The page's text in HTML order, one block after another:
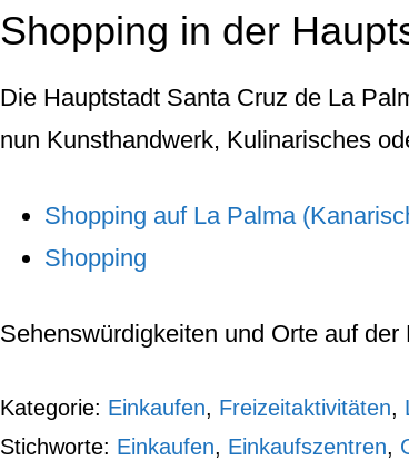
Shopping in der
Die Hauptstadt Santa Cruz de La
nun Kunsthandwerk, Kulinarisches
Shopping auf La Palma
Shopping
Sehenswürdigkeiten und Orte auf der
Kategorie: Einkaufen, Freizeitaktivitäten,
Stichworte: Einkaufen, Einkaufszentren,